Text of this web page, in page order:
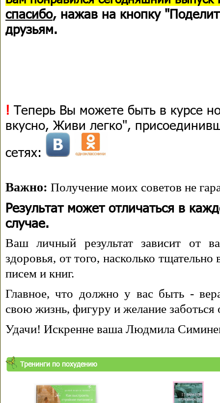
спасибо, нажав на кнопку
друзьям.
! Теперь Вы можете быть в курсе
вкусно, Живи легко",
сетях:
Важно: Получение моих советов не
Результат может отличаться в
случае.
Ваш личный результат зависит от
здоровья, от того, насколько
писем и книг.
Главное, что должно у вас быть -
свою жизнь, фигуру и желание заботься
Удачи! Искренне ваша Людмила
Тренинги по похудению